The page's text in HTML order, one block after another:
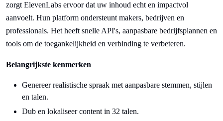
zorgt ElevenLabs ervoor dat uw inhoud echt en impactvol
aanvoelt. Hun platform ondersteunt makers, bedrijven en
professionals. Het heeft snelle API's, aanpasbare bedrijfsplannen en
tools om de toegankelijkheid en verbinding te verbeteren.
Belangrijkste kenmerken
Genereer realistische spraak met aanpasbare stemmen, stijlen
en talen.
Dub en lokaliseer content in 32 talen.